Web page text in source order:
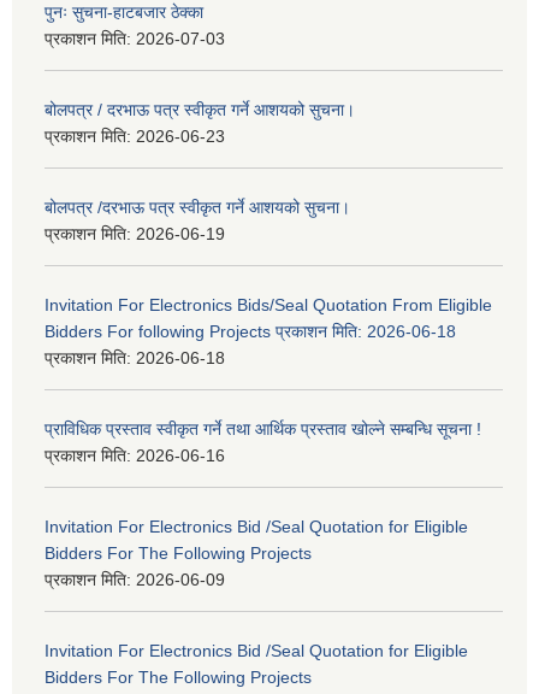
पुनः सुचना-हाटबजार ठेक्का
प्रकाशन मिति: 2026-07-03
बोलपत्र / दरभाऊ पत्र स्वीकृत गर्ने आशयको सुचना।
प्रकाशन मिति: 2026-06-23
बोलपत्र /दरभाऊ पत्र स्वीकृत गर्ने आशयको सुचना।
प्रकाशन मिति: 2026-06-19
Invitation For Electronics Bids/Seal Quotation From Eligible
Bidders For following Projects प्रकाशन मिति: 2026-06-18
प्रकाशन मिति: 2026-06-18
प्राविधिक प्रस्ताव स्वीकृत गर्ने तथा आर्थिक प्रस्ताव खोल्ने सम्बन्धि सूचना !
प्रकाशन मिति: 2026-06-16
Invitation For Electronics Bid /Seal Quotation for Eligible
Bidders For The Following Projects
प्रकाशन मिति: 2026-06-09
Invitation For Electronics Bid /Seal Quotation for Eligible
Bidders For The Following Projects